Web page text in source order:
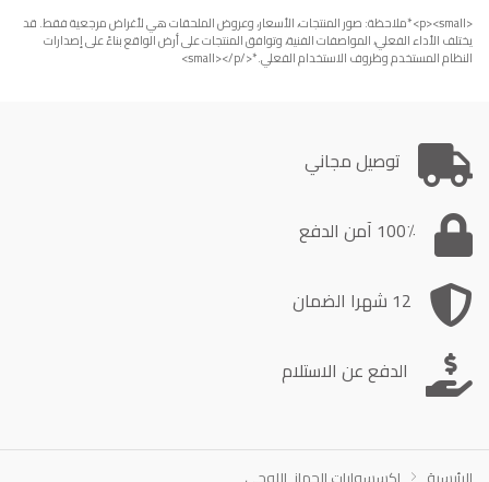
<p><small>*ملاحظة: صور المنتجات، الأسعار، وعروض الملحقات هي لأغراض مرجعية فقط. قد
يختلف الأداء الفعلي، المواصفات الفنية، وتوافق المنتجات على أرض الواقع بناءً على إصدارات
النظام المستخدم وظروف الاستخدام الفعلي.*</small></p>
توصيل مجاني
100٪ آمن الدفع
12 شهرا الضمان
الدفع عن الاستلام